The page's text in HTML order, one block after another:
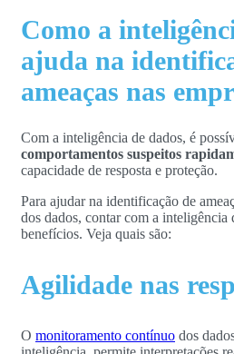
Como a
ajuda na
ameaças nas
Com a inteligência de dados, é
comportamentos suspeitos
capacidade de resposta e proteção.
Para ajudar na identificação de
dos dados, contar com a inteligência
benefícios. Veja quais são:
Agilidade nas
O monitoramento contínuo dos